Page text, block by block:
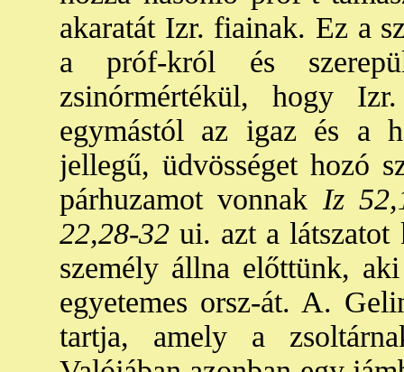
akaratát Izr. fiainak. Ez a
a próf-król és
zsinórmértékül, hogy
egymástól az igaz és a
jellegű, üdvösséget hozó
párhuzamot vonnak Iz
22,28-32 ui. azt a látszatot
személy állna előttünk,
egyetemes orsz-át. A.
tartja, amely a